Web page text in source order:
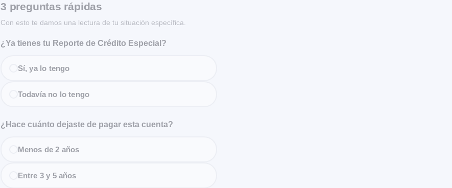
3 preguntas rápidas
Con esto te damos una lectura de tu situación específica.
¿Ya tienes tu Reporte de Crédito Especial?
Sí, ya lo tengo
Todavía no lo tengo
¿Hace cuánto dejaste de pagar esta cuenta?
Menos de 2 años
Entre 3 y 5 años